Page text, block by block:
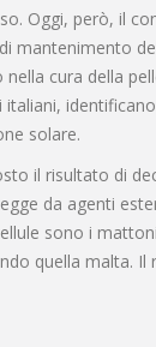
Oggi, però, il
mantenimento
nella cura della
solare.
il risultato di
da agenti
sono i
quella malta.